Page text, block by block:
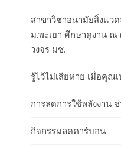
สาขาวิชาอนามัยสิ่งแ
ม.พะเยา ศึกษาดูงาน
วงจร มช.
รู้ไว้ไม่เสียหาย เมื่อคุณ
การลดการใช้พลังงาน
กิจกรรมลดคาร์บอน